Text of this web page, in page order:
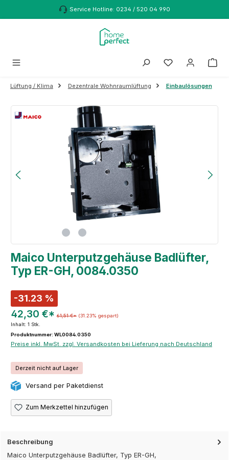
Zum Hauptinhalt springenService Hotline: 0234 / 520 04 990
Lüftung / Klima Dezentrale Wohnraumlüftung Einbaulösungen
Bildergalerie überspringen
Maico Unterputzgehäuse Badlüfter,
Typ ER-GH, 0084.0350
-31.23 %
42,30 €* 61,51 €* (31.23% gespart)
Inhalt: 1 Stk.
Produktnummer: WL0084.0350
Preise inkl. MwSt. zzgl. Versandkosten bei Lieferung nach Deutschland
Derzeit nicht auf Lager
Versand per Paketdienst
Zum Merkzettel hinzufügen
Beschreibung
Maico Unterputzgehäuse Badlüfter, Typ ER-GH,